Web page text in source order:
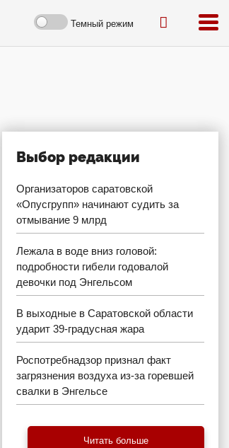
Темный режим
Выбор редакции
Организаторов саратовской
«Опусгрупп» начинают судить за
отмывание 9 млрд
Лежала в воде вниз головой:
подробности гибели годовалой
девочки под Энгельсом
В выходные в Саратовской области
ударит 39-градусная жара
Роспотребнадзор признал факт
загрязнения воздуха из-за горевшей
свалки в Энгельсе
Читать больше